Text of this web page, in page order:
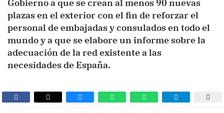
Gobierno a que se crean al menos 90 nuevas
plazas en el exterior con el fin de reforzar el
personal de embajadas y consulados en todo el
mundo y a que se elabore un informe sobre la
adecuación de la red existente a las
necesidades de España.